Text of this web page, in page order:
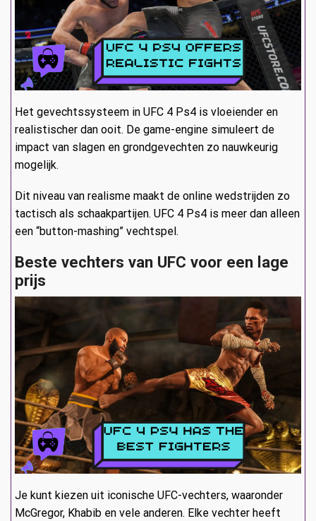
Het gevechtssysteem in UFC 4 Ps4 is vloeiender en
realistischer dan ooit. De game-engine simuleert de
impact van slagen en grondgevechten zo nauwkeurig
mogelijk.
Dit niveau van realisme maakt de online wedstrijden zo
tactisch als schaakpartijen. UFC 4 Ps4 is meer dan alleen
een “button-mashing” vechtspel.
Beste vechters van UFC voor een lage
prijs
Je kunt kiezen uit iconische UFC-vechters, waaronder
McGregor, Khabib en vele anderen. Elke vechter heeft